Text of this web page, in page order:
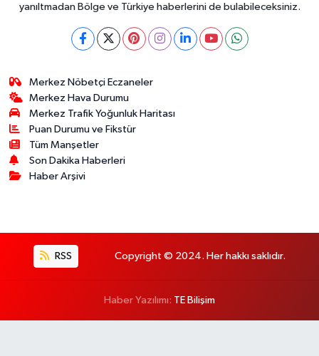
yanıltmadan Bölge ve Türkiye haberlerini de bulabileceksiniz.
Merkez Nöbetçi Eczaneler
Merkez Hava Durumu
Merkez Trafik Yoğunluk Haritası
Puan Durumu ve Fikstür
Tüm Manşetler
Son Dakika Haberleri
Haber Arşivi
RSS Copyright © 2024. Her hakkı saklıdır.
Haber Yazılımı: TE Bilişim